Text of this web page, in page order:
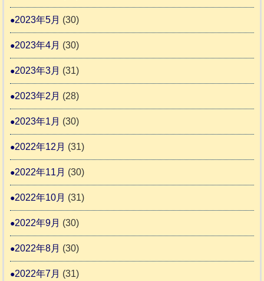
2023年5月 (30)
2023年4月 (30)
2023年3月 (31)
2023年2月 (28)
2023年1月 (30)
2022年12月 (31)
2022年11月 (30)
2022年10月 (31)
2022年9月 (30)
2022年8月 (30)
2022年7月 (31)